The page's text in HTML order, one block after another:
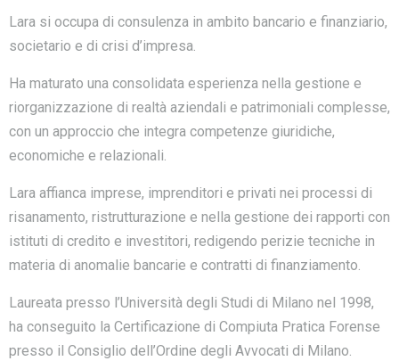
Lara si occupa di consulenza in ambito bancario e finanziario,
societario e di crisi d’impresa.
Ha maturato una consolidata esperienza nella gestione e
riorganizzazione di realtà aziendali e patrimoniali complesse,
con un approccio che integra competenze giuridiche,
economiche e relazionali.
Lara affianca imprese, imprenditori e privati nei processi di
risanamento, ristrutturazione e nella gestione dei rapporti con
istituti di credito e investitori, redigendo perizie tecniche in
materia di anomalie bancarie e contratti di finanziamento.
Laureata presso l’Università degli Studi di Milano nel 1998,
ha conseguito la Certificazione di Compiuta Pratica Forense
presso il Consiglio dell’Ordine degli Avvocati di Milano.